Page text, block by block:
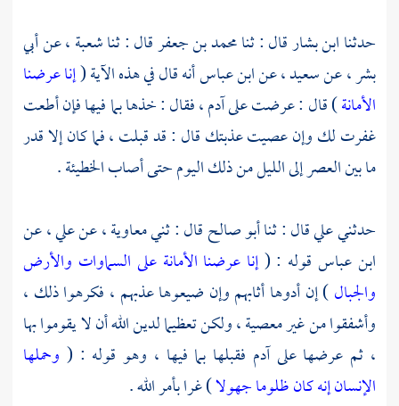
حدثناابن بشارقال : ثنامحمد بن جعفرقال : ثناشعبة ،عنأبي
بشر ،عنسعيد ،عنابن عباسأنه قال في هذه الآية (إنا عرضنا
الأمانة) قال : عرضت علىآدم ،فقال : خذها بما فيها فإن أطعت
غفرت لك وإن عصيت عذبتك قال : قد قبلت ، فما كان إلا قدر
ما بين العصر إلى الليل من ذلك اليوم حتى أصاب الخطيئة .
حدثنيعليقال : ثناأبو صالحقال : ثنيمعاوية ،عنعلي ،عن
ابن عباس قوله : (إنا عرضنا الأمانة على السماوات والأرض
والجبال) إن أدوها أثابهم وإن ضيعوها عذبهم ، فكرهوا ذلك ،
وأشفقوا من غير معصية ، ولكن تعظيما لدين الله أن لا يقوموا بها
، ثم عرضها علىآدم فقبلها بما فيها ، وهو قوله : ( وحملها
الإنسان إنه كان ظلوما جهولا) غرا بأمر الله .